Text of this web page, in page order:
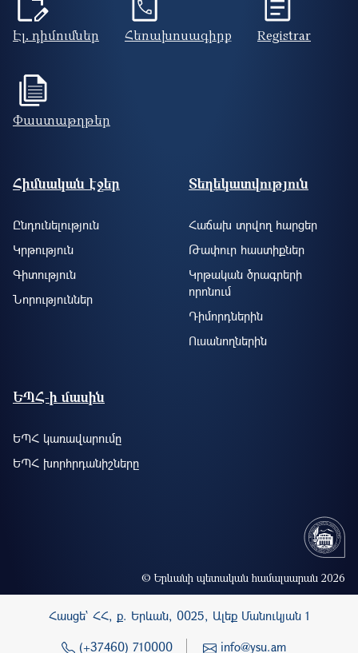
Էլ. դիմումներ Հեռախոսագիրք Registrar
Փաստաթղթեր
Footer site information
Հիմնական էջեր
Ընդունելություն
Կրթություն
Գիտություն
Նորություններ
Տեղեկատվություն
Հաճախ տրվող հարցեր
Թափուր հաստիքներ
Կրթական ծրագրերի
որոնում
Դիմորդներին
Ուսանողներին
ԵՊՀ-ի մասին
ԵՊՀ կառավարումը
ԵՊՀ խորհրդանիշները
© Երևանի պետական համալսարան 2026
Հասցե` ՀՀ, ք. Երևան, 0025, Ալեք Մանուկյան 1
(+37460) 710000
info@ysu.am